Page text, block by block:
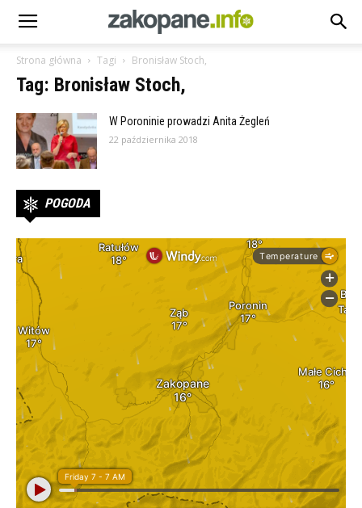
Strona główna Tagi Bronisław Stoch,
Tag: Bronisław Stoch,
W Poroninie prowadzi Anita Żegleń
22 października 2018
POGODA